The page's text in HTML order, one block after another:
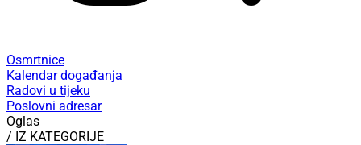
Osmrtnice
Kalendar događanja
Radovi u tijeku
Poslovni adresar
Oglas
/ IZ KATEGORIJE